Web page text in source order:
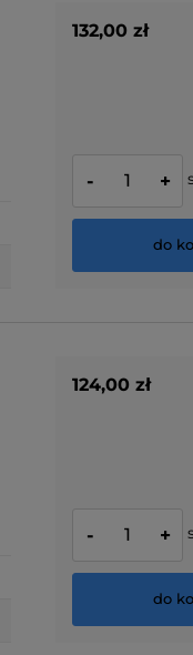
132,00 zł
- +
do
124,00 zł
- +
do